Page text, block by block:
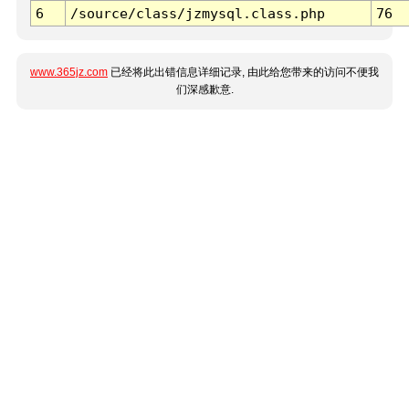
6 /source/class/jzmysql.class.php 76
www.365jz.com 已经将此出错信息详细记录, 由此给您带来的访问不便我
们深感歉意.